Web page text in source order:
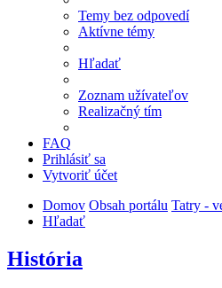
Temy bez odpovedí
Aktívne témy
Hľadať
Zoznam užívateľov
Realizačný tím
FAQ
Prihlásiť sa
Vytvoriť účet
Domov Obsah portálu Tatry -
Hľadať
História